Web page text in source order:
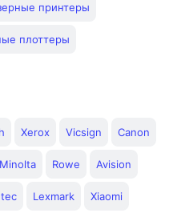
принтеры
плоттеры
Xerox Vicsign Canon
Rowe Avision
Lexmark Xiaomi